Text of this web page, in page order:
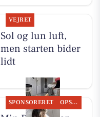
VEJRET
Sol og lun luft,
men starten bider
lidt
SPONSORERET OPSLAGSTAVLEN